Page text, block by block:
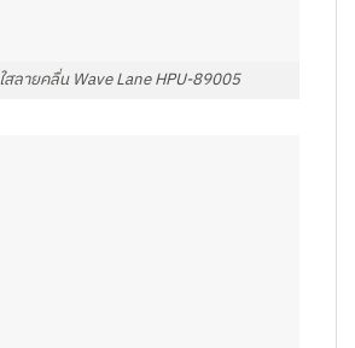
ลายคลื่น Wave Lane HPU-89005